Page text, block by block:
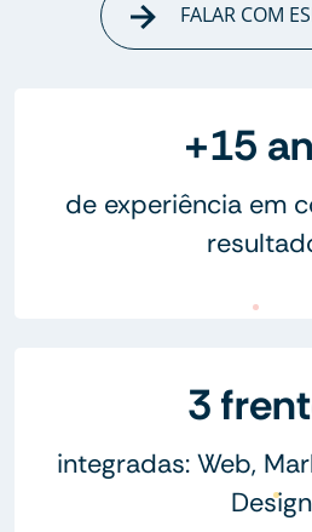
FALAR COM
+15
de experiência em
3
integradas: Web,
Design